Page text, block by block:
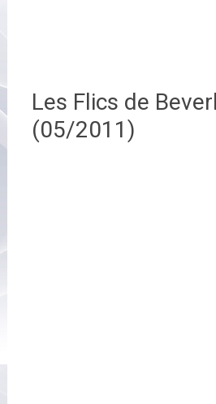
Les Flics de
(05/2011)